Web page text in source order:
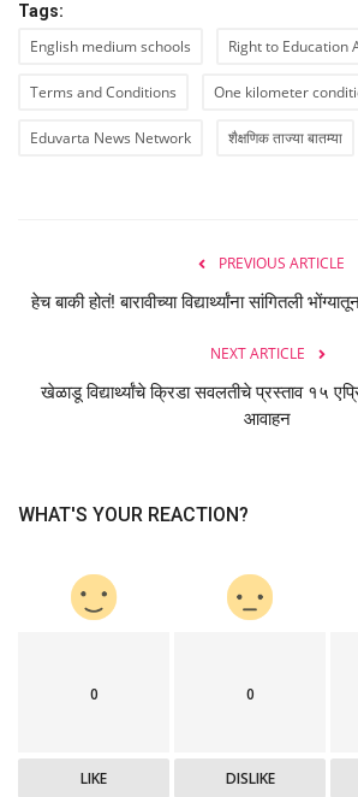
Tags:
English medium schools Right to Education
Terms and Conditions One kilometer
Eduvarta News Network शैक्षणिक ताज्या बातम्या
PREVIOUS ARTICLE
हेच बाकी होतं! बारावीच्या विद्यार्थ्यांना सांगितली
NEXT ARTICLE
खेळाडू विद्यार्थ्यांचे क्रिडा सवलतीचे प्रस्ताव १५
आवाहन
WHAT'S YOUR REACTION?
0
LIKE
0
DISLIKE